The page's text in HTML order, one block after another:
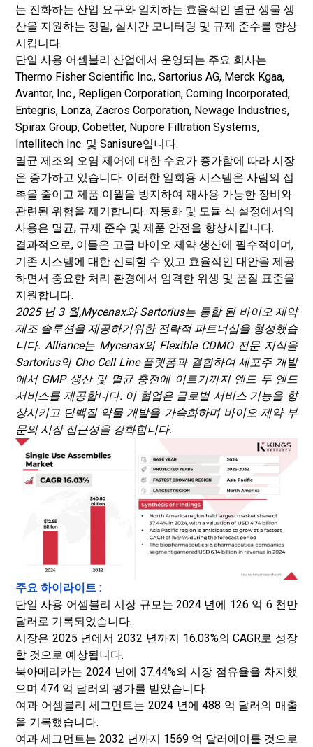
는 진화하는 산업 요구와 일치하는 효율적인 멸균 생물 생
산을 지원하는 정밀, 실시간 모니터링 및 규제 준수를 향상
시킵니다.
단일 사용 어셈블리 산업에서 운영되는 주요 회사는
Thermo Fisher Scientific Inc., Sartorius AG, Merck Kgaa,
Avantor, Inc., Repligen Corporation, Corning Incorporated,
Entegris, Lonza, Zacros Corporation, Newage Industries,
Spirax Group, Cobetter, Nupore Filtration Systems,
Intellitech Inc. 및 Sanisure입니다.
멸균 제조의 오염 제어에 대한 수요가 증가함에 따라 시장
은 증가하고 있습니다. 이러한 일회용 시스템은 사람의 접
촉을 줄이고 제품 이월을 방지하여 재사용 가능한 장비와
관련된 위험을 제거합니다. 자동화 및 모듈 식 설정에서의
사용은 멸균, 규제 준수 및 제품 안전을 향상시킵니다.
결과적으로, 이들은 고급 바이오 제약 생산에 필수적이며,
기존 시스템에 대한 신뢰할 수 있고 효율적인 대안을 제공
하면서 중요한 처리 환경에서 엄격한 위생 및 품질 표준을
지원합니다.
2025 년 3 월,Mycenax와 Sartorius는 통합 된 바이오 제약
제조 솔루션을 제공하기위한 전략적 파트너십을 형성했습
니다. Alliance는 Mycenax의 Flexible CDMO 전문 지식을
Sartorius의 Cho Cell Line 플랫폼과 결합하여 세포주 개발
에서 GMP 생산 및 멸균 충전에 이르기까지 엔드 투 엔드
서비스를 제공합니다. 이 협업은 글로벌 서비스 기능을 향
상시키고 단백질 약물 개발을 가속화하며 바이오 제약 부
문의 시장 접근성을 강화합니다.
주요 하이라이트 :
단일 사용 어셈블리 시장 규모는 2024 년에 126 억 6 천만
달러로 기록되었습니다.
시장은 2025 년에서 2032 년까지 16.03%의 CAGR로 성장
할 것으로 예상됩니다.
북아메리카는 2024 년에 37.44%의 시장 점유율을 차지했
으며 474 억 달러의 평가를 받았습니다.
여과 어셈블리 세그먼트는 2024 년에 488 억 달러의 매출
을 기록했습니다.
여과 세그먼트는 2032 년까지 1569 억 달러에이를 것으로